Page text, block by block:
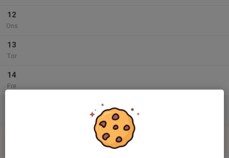
12
Ons
13
Tor
14
Fre